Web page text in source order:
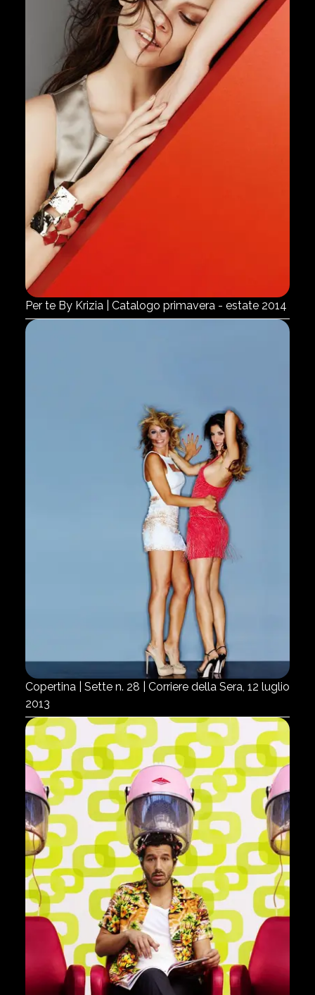
Per te By Krizia | Catalogo primavera - estate 2014
Copertina | Sette n. 28 | Corriere della Sera, 12 luglio
2013